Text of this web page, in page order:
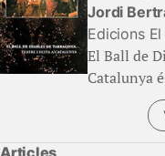
Jordi
Edicions
El Ball de
Catalunya
Articles